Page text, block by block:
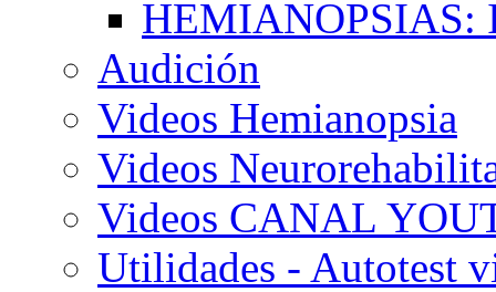
HEMIANOPSIAS:
Audición
Videos Hemianopsia
Videos
Videos CANAL
Utilidades - Autotest